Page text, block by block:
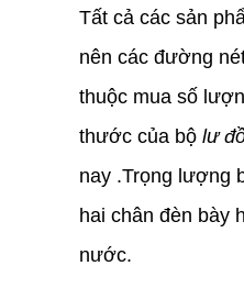
Tất cả các sản
nên các đường
thuộc mua số
thước của bộ lư
nay .Trọng lượng
hai chân đèn bày
nước.